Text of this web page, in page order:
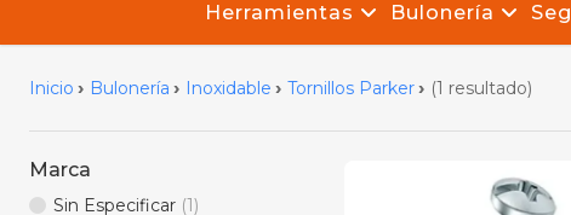
Herramientas Bulonería
Inicio Bulonería Inoxidable Tornillos Parker (1 resultado)
Marca
Sin Especificar (1)